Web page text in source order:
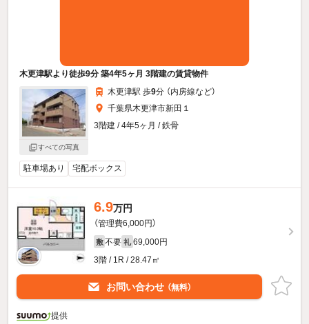
木更津駅より徒歩9分 築4年5ヶ月 3階建の賃貸物件
すべての写真
木更津駅 歩9分 （内房線など）
千葉県木更津市新田１
3階建 / 4年5ヶ月 / 鉄骨
駐車場あり 宅配ボックス
6.9万円
（管理費6,000円）
敷 不要 礼 69,000円
3階 / 1R / 28.47㎡
お問い合わせ （無料）
提供